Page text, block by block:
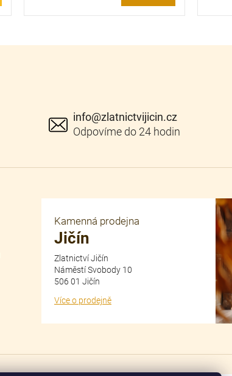
info@zlatnictvijicin.cz
Kamenná prodejna
Jičín
Zlatnictví Jičín
Náměstí Svobody 10
506 01 Jičín
Více o prodejně